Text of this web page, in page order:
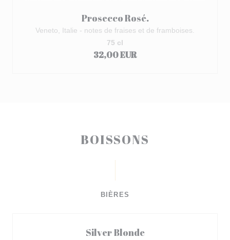
Prosecco Rosé.
Veneto, Italie - notes de fraises et de framboises.
32,00 EUR
75 cl
BOISSONS
BIÈRES
Silver Blonde